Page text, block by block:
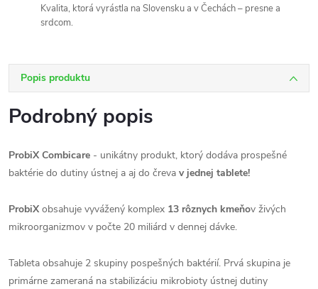
Kvalita, ktorá vyrástla na Slovensku a v Čechách – presne a
srdcom.
Popis produktu
Podrobný popis
ProbiX Combicare - unikátny produkt, ktorý dodáva prospešné
baktérie do dutiny ústnej a aj do čreva v jednej tablete!
ProbiX obsahuje vyvážený komplex 13 rôznych kmeňov živých
mikroorganizmov v počte 20 miliárd v dennej dávke.
Tableta obsahuje 2 skupiny pospešných baktérií. Prvá skupina je
primárne zameraná na stabilizáciu mikrobioty ústnej dutiny